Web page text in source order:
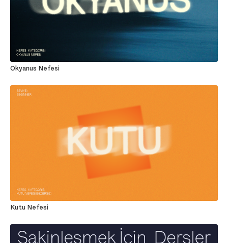
Okyanus Nefesi
Kutu Nefesi